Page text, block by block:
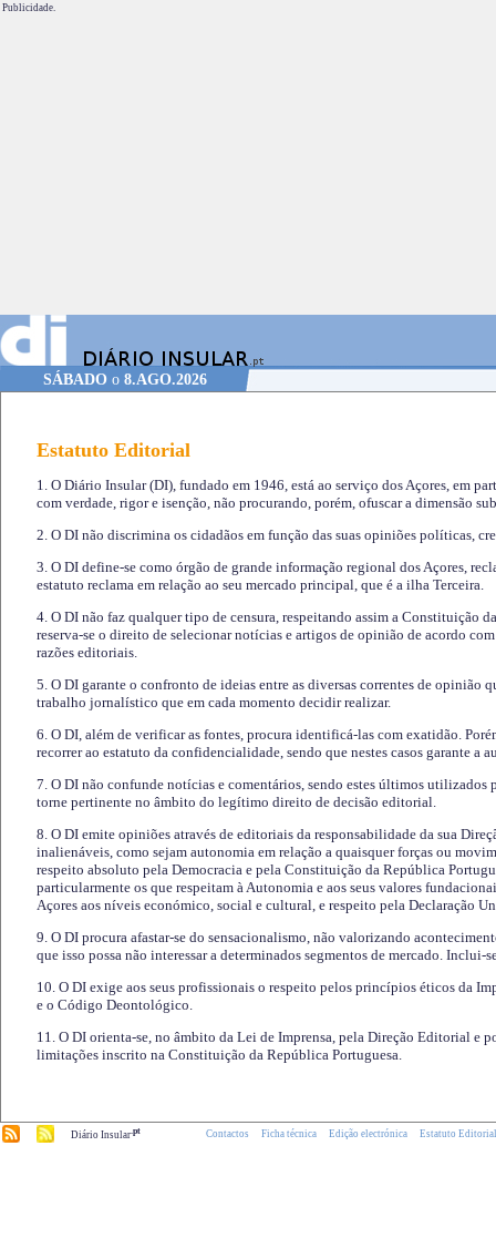
Publicidade.
SÁBADOo 8.AGO.2026
Estatuto Editorial
1. O Diário Insular (DI), fundado em 1946, está ao serviço dos Açores, em
com verdade, rigor e isenção, não procurando, porém, ofuscar a dimensão
2. O DI não discrimina os cidadãos em função das suas opiniões políticas,
3. O DI define-se como órgão de grande informação regional dos Açores,
estatuto reclama em relação ao seu mercado principal, que é a ilha Terceira.
4. O DI não faz qualquer tipo de censura, respeitando assim a Constituição
reserva-se o direito de selecionar notícias e artigos de opinião de acordo
razões editoriais.
5. O DI garante o confronto de ideias entre as diversas correntes de opinião
trabalho jornalístico que em cada momento decidir realizar.
6. O DI, além de verificar as fontes, procura identificá-las com exatidão.
recorrer ao estatuto da confidencialidade, sendo que nestes casos garante a
7. O DI não confunde notícias e comentários, sendo estes últimos utilizados
torne pertinente no âmbito do legítimo direito de decisão editorial.
8. O DI emite opiniões através de editoriais da responsabilidade da sua
inalienáveis, como sejam autonomia em relação a quaisquer forças ou
respeito absoluto pela Democracia e pela Constituição da República
particularmente os que respeitam à Autonomia e aos seus valores
Açores aos níveis económico, social e cultural, e respeito pela Declaração
9. O DI procura afastar-se do sensacionalismo, não valorizando
que isso possa não interessar a determinados segmentos de mercado.
10. O DI exige aos seus profissionais o respeito pelos princípios éticos da
e o Código Deontológico.
11. O DI orienta-se, no âmbito da Lei de Imprensa, pela Direção Editorial e
limitações inscrito na Constituição da República Portuguesa.
Diário Insular.pt Contactos Ficha técnica Edição electrónica Estatuto Editorial